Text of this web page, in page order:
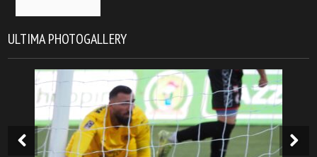
ULTIMA PHOTOGALLERY